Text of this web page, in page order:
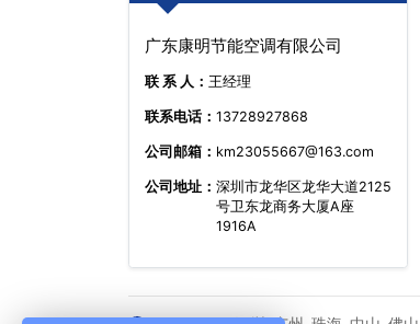
广东康明节能空调有限公司
联 系 人： 王经理
联系电话： 13728927868
公司邮箱： km23055667@163.com
公司地址： 深圳市龙华区龙华大道2125
号卫东龙商务大厦A座
1916A
圆形冷却塔,节能